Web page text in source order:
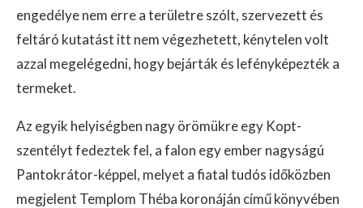
engedélye nem erre a területre szólt, szervezett és
feltáró kutatást itt nem végezhetett, kénytelen volt
azzal megelégedni, hogy bejárták és lefényképezték a
termeket.
Az egyik helyiségben nagy örömükre egy Kopt-
szentélyt fedeztek fel, a falon egy ember nagyságú
Pantokrátor-képpel, melyet a fiatal tudós időközben
megjelent Templom Théba koronáján című könyvében